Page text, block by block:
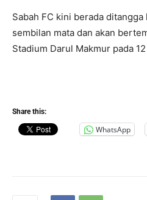
Sabah FC kini berada
sembilan mata dan akan
Stadium Darul Makmur pada
Share this:
WhatsApp